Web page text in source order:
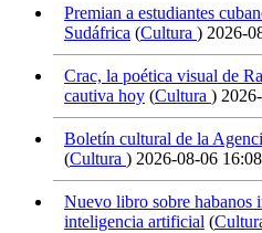
Premian a estudiantes
Sudáfrica (Cultura ) 2026-
Crac, la poética visual de
cautiva hoy (Cultura )
Boletín cultural de la
(Cultura ) 2026-08-06
Nuevo libro sobre habanos
inteligencia artificial (